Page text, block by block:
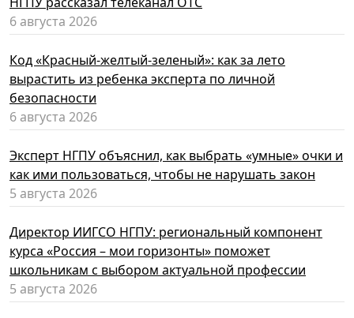
6 августа 2026
Код «Красный-желтый-зеленый»: как за лето
вырастить из ребенка эксперта по личной
безопасности
6 августа 2026
Эксперт НГПУ объяснил, как выбрать «умные» очки и
как ими пользоваться, чтобы не нарушать закон
5 августа 2026
Директор ИИГСО НГПУ: региональный компонент
курса «Россия – мои горизонты» поможет
школьникам с выбором актуальной профессии
5 августа 2026